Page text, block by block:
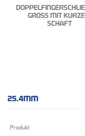
GROSS MIT
SCHAFT
25.4MM
Produkt